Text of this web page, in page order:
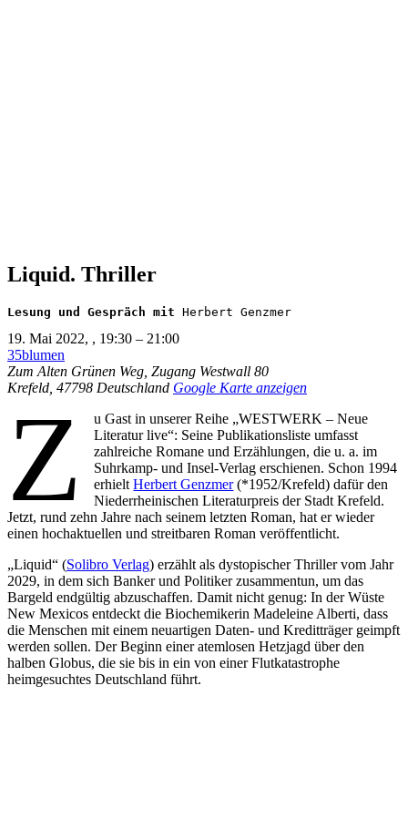
Liquid. Thriller
Lesung und Gespräch mit Herbert Genzmer
19. Mai 2022, , 19:30 – 21:00
35blumen
Zum Alten Grünen Weg, Zugang Westwall 80
Krefeld 47798 Deutschland Google Karte anzeigen
Z
u Gast in unserer Reihe „WESTWERK – Neue
Literatur live“: Seine Publikationsliste umfasst
zahlreiche Romane und Erzählungen, die u. a. im
Suhrkamp- und Insel-Verlag erschienen. Schon 1994
erhieltHerbert Genzmer(*1952/Krefeld) dafür den
Niederrheinischen Literaturpreis der Stadt Krefeld.
Jetzt, rund zehn Jahre nach seinem letzten Roman, hat er wieder
einen hochaktuellen und streitbaren Roman veröffentlicht.
„Liquid“ (Solibro Verlag) erzählt als dystopischer Thriller vom Jahr
2029, in dem sich Banker und Politiker zusammentun, um das
Bargeld endgültig abzuschaffen. Damit nicht genug: In der Wüste
New Mexicos entdeckt die Biochemikerin Madeleine Alberti, dass
die Menschen mit einem neuartigen Daten- und Kreditträger geimpft
werden sollen. Der Beginn einer atemlosen Hetzjagd über den
halben Globus, die sie bis in ein von einer Flutkatastrophe
heimgesuchtes Deutschland führt.